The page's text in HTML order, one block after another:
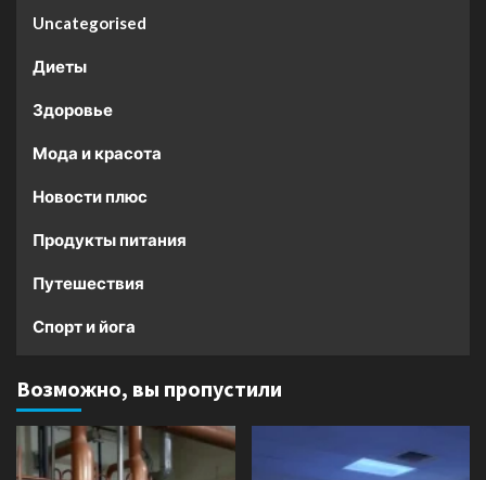
Uncategorised
Диеты
Здоровье
Мода и красота
Новости плюс
Продукты питания
Путешествия
Спорт и йога
Возможно, вы пропустили